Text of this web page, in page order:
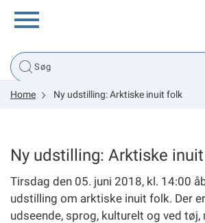
Borger
Politik
Tsunami
Home Ny udstilling: Arktiske inuit folk
Ny udstilling: Arktiske
Tirsdag den 05. juni 2018, kl. 14:00
udstilling om arktiske inuit folk. Der
udseende, sprog, kulturelt og ved tøj,